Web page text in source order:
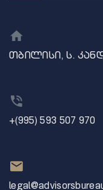
თბილისი, ს.
+(995) 593 507 970